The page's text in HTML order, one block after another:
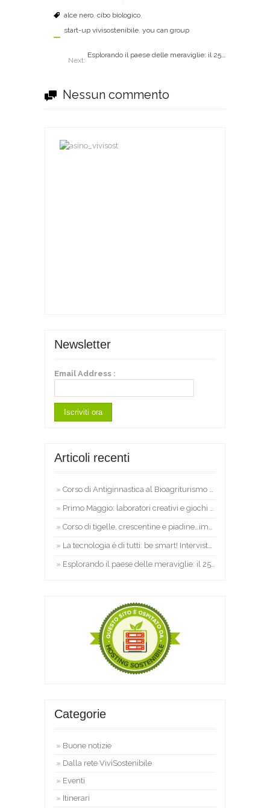
alce nero, cibo biologico,
start-up vivisostenibile, you can group
Next:
Nessun commento
Newsletter
Email Address :
Articoli recenti
Corso di Antiginnastica al Bioagriturismo L’Alpenice
Primo Maggio: laboratori creativi e giochi per bambini nelle Marche
Corso di tigelle, crescentine e piadine…impariamo insieme a cucinare!
La tecnologia è di tutti: be smart! Intervista a Marco Fioretti
Esplorando il paese delle meraviglie: il 25 Aprile si parte da Lecce!
Categorie
Buone notizie
Dalla rete ViviSostenibile
Eventi
Itinerari